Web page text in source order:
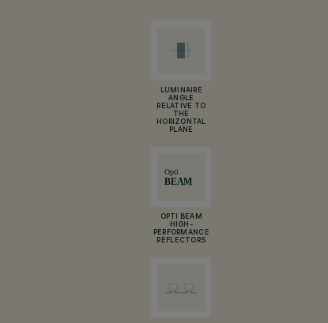
LUMINAIRE
ANGLE
RELATIVE TO
THE
HORIZONTAL
PLANE
OPTI BEAM
HIGH-
PERFORMANCE
REFLECTORS